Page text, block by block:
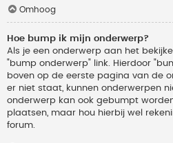
Omhoog
Hoe bump ik mijn onderwerp?
Als je een onderwerp aan het
"bump onderwerp" link. Hierdoor
boven op de eerste pagina van de
er niet staat, kunnen onderwerpen
onderwerp kan ook gebumpt
plaatsen, maar hou hierbij wel
forum.